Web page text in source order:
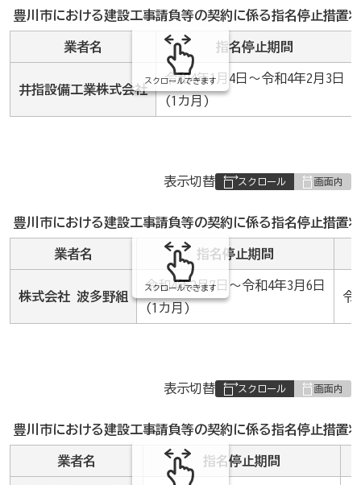
み
の
豊川市における建設工事請負等の契約に係る指名停止措置
業者名 指名停止期間
井指設備工業株式会社
令和4年1月4日～令和4年2月3日
(1カ月)
スクロールできます
表
み
の
表示切替
豊川市における建設工事請負等の契約に係る指名停止措置
業者名 指名停止期間
株式会社 波多野組
令和4年2月7日～令和4年3月6日
(1カ月)
令
スクロールできます
表
み
の
表示切替
豊川市における建設工事請負等の契約に係る指名停止措置
業者名 指名停止期間